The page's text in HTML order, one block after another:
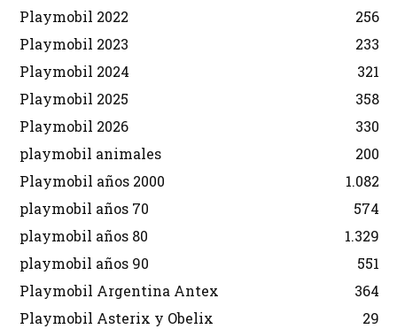
Playmobil 2022
256
Playmobil 2023
233
Playmobil 2024
321
Playmobil 2025
358
Playmobil 2026
330
playmobil animales
200
Playmobil años 2000
1.082
playmobil años 70
574
playmobil años 80
1.329
playmobil años 90
551
Playmobil Argentina Antex
364
Playmobil Asterix y Obelix
29